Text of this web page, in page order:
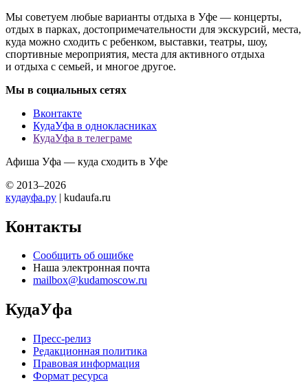
Мы советуем любые варианты отдыха в Уфе — концерты,
отдых в парках, достопримечательности для экскурсий, места,
куда можно сходить с ребенком, выставки, театры, шоу,
спортивные мероприятия, места для активного отдыха
и отдыха с семьей, и многое другое.
Мы в социальных сетях
Вконтакте
КудаУфа в однокласниках
КудаУфа в телеграме
Афиша Уфа — куда сходить в Уфе
© 2013–2026
кудауфа.ру | kudaufa.ru
Контакты
Сообщить об ошибке
Наша электронная почта
mailbox@kudamoscow.ru
КудаУфа
Пресс-релиз
Редакционная политика
Правовая информация
Формат ресурса